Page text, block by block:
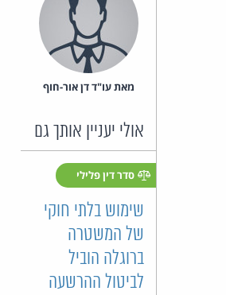
מאת‏ עו"ד דן אור-חוף
אולי יעניין אותך גם
סדר דין פלילי
שימוש בלתי חוקי
של המשטרה
ברוגלה הוביל
לביטול ההרשעה